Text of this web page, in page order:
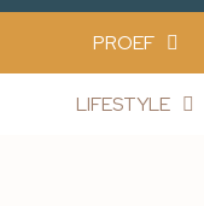
PROEF
LIFESTYLE